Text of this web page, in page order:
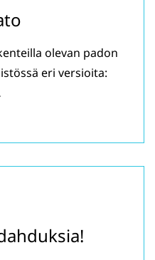
olevan padon
eri versioita: